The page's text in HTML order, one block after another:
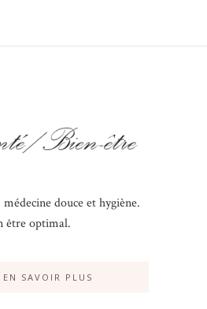
douce et hygiène.
être optimal.
EN SAVOIR PLUS